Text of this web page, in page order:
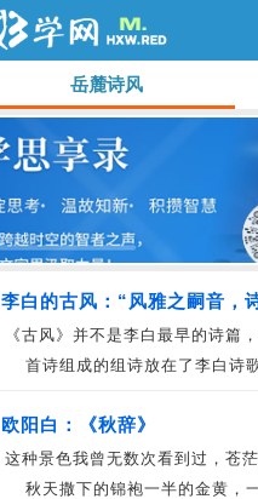
岳麓诗风
李白的古风：“风雅之嗣音，
《古风》并不是李白最早的诗篇
首诗组成的组诗放在了李白诗
欧阳白：《秋辞》
这种景色我曾无数次看到过，苍
秋天撒下的锦袍一半的金黄，